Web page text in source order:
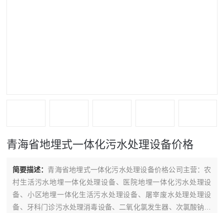
青海省地埋式一体化污水处理设备价格
简要描述： 青海省地埋式一体化污水处理设备价格公司主营：农
村生活污水地埋一体化处理设备、医院地埋一体化污水处理设
备、小区地埋一体化生活污水处理设备、屠宰废水处理处理设
备、牙科门诊污水处理消毒设备、二氧化氯发生器、次氯酸钠发